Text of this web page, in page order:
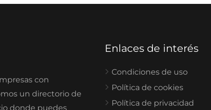
con
un directorio de
donde puedes
Enlaces de interés
Condiciones de uso
Política de cookies
Política de privacidad